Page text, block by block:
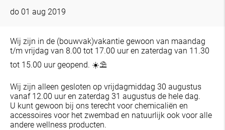
do 01 aug 2019
Wij zijn in de (bouwvak)vakantie gewoon van maandag
t/m vrijdag van 8.00 tot 17.00 uur en zaterdag van 11.30
tot 15.00 uur geopend. ☀️⛱
Wij zijn alleen gesloten op vrijdagmiddag 30 augustus
vanaf 12.00 uur en zaterdag 31 augustus de hele dag.
U kunt gewoon bij ons terecht voor chemicaliën en
accessoires voor het zwembad en natuurlijk ook voor alle
andere wellness producten.